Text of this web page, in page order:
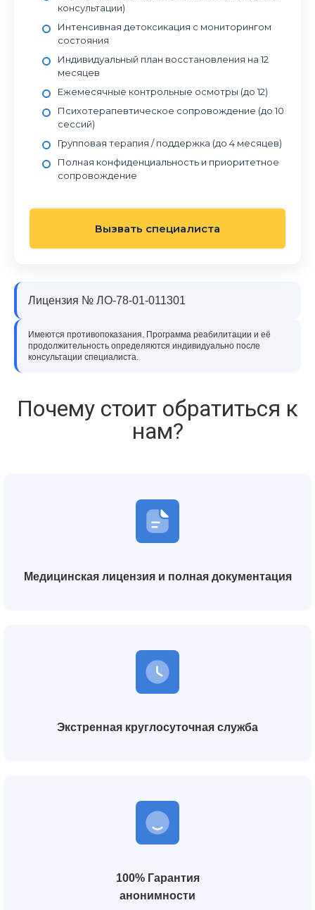
консультации)
Интенсивная детоксикация с мониторингом
состояния
Индивидуальный план восстановления на 12
месяцев
Ежемесячные контрольные осмотры (до 12)
Психотерапевтическое сопровождение (до 10
сессий)
Групповая терапия / поддержка (до 4 месяцев)
Полная конфиденциальность и приоритетное
сопровождение
Вызвать специалиста
Лицензия № ЛО-78-01-011301
Имеются противопоказания. Программа реабилитации и её
продолжительность определяются индивидуально после
консультации специалиста.
Почему стоит обратиться к
нам?
Медицинская лицензия и полная документация
Экстренная круглосуточная служба
100% Гарантия
анонимности